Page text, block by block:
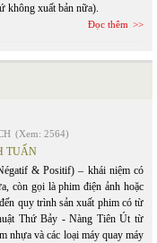
không xuất bản nữa).
Đọc thêm
(Xem: 2564)
TUẤN
& Positif) – khái niệm có
còn gọi là phim điện ảnh hoặc
quy trình sản xuất phim có từ
Thứ Bảy - Nàng Tiên Út từ
nhựa và các loại máy quay máy